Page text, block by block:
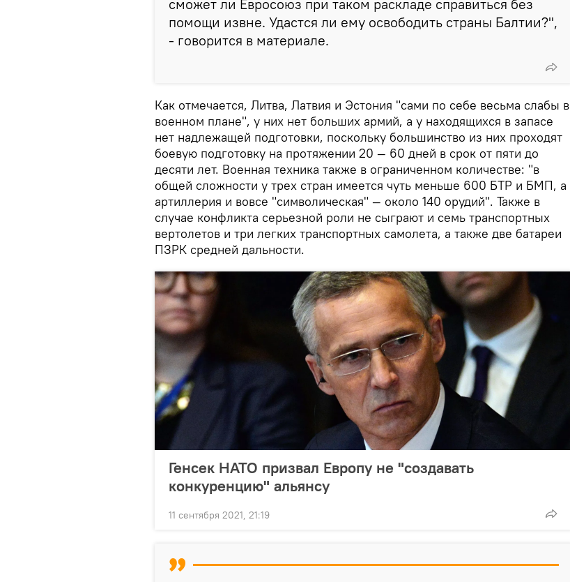
сможет ли Евросоюз при таком раскладе справиться без
помощи извне. Удастся ли ему освободить страны Балтии?",
- говорится в материале.
Как отмечается, Литва, Латвия и Эстония "сами по себе весьма слабы в
военном плане", у них нет больших армий, а у находящихся в запасе
нет надлежащей подготовки, поскольку большинство из них проходят
боевую подготовку на протяжении 20 — 60 дней в срок от пяти до
десяти лет. Военная техника также в ограниченном количестве: "в
общей сложности у трех стран имеется чуть меньше 600 БТР и БМП, а
артиллерия и вовсе "символическая" — около 140 орудий". Также в
случае конфликта серьезной роли не сыграют и семь транспортных
вертолетов и три легких транспортных самолета, а также две батареи
ПЗРК средней дальности.
Генсек НАТО призвал Европу не "создавать
конкуренцию" альянсу
11 сентября 2021, 21:19